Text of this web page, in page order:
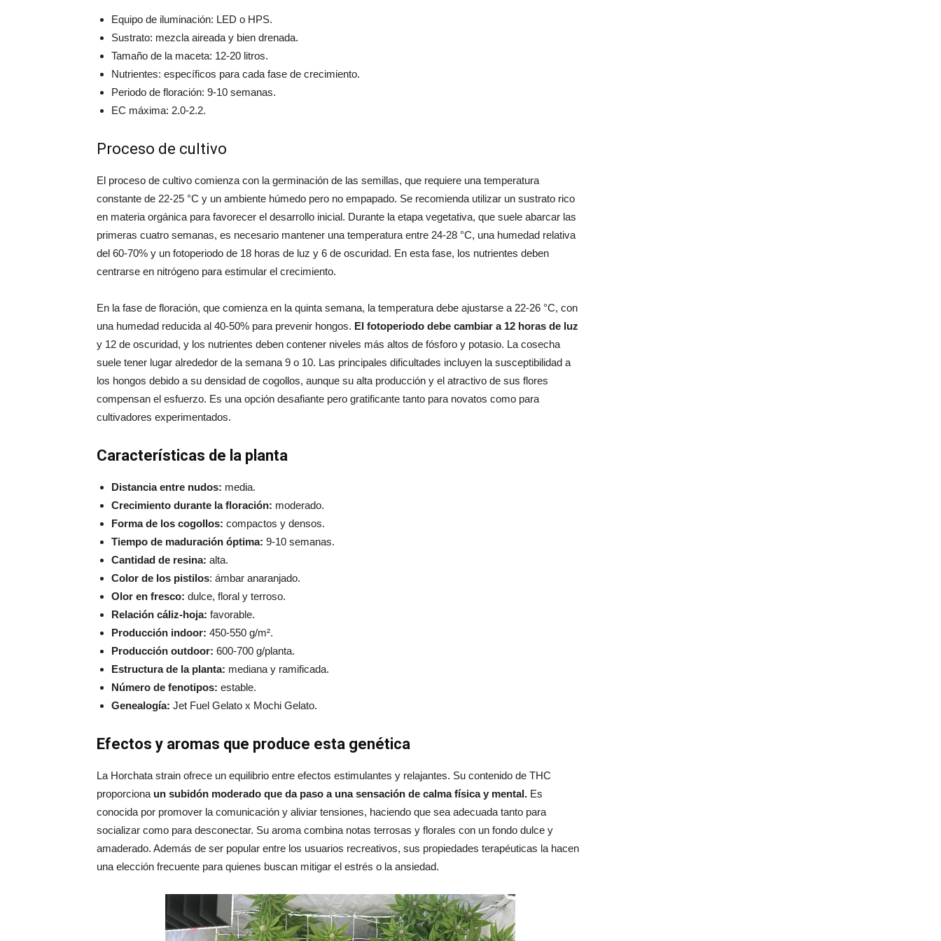
Equipo de iluminación: LED o HPS.
Sustrato: mezcla aireada y bien drenada.
Tamaño de la maceta: 12-20 litros.
Nutrientes: específicos para cada fase de crecimiento.
Periodo de floración: 9-10 semanas.
EC máxima: 2.0-2.2.
Proceso de cultivo
El proceso de cultivo comienza con la germinación de las semillas, que requiere una temperatura
constante de 22-25 °C y un ambiente húmedo pero no empapado. Se recomienda utilizar un sustrato rico
en materia orgánica para favorecer el desarrollo inicial. Durante la etapa vegetativa, que suele abarcar las
primeras cuatro semanas, es necesario mantener una temperatura entre 24-28 °C, una humedad relativa
del 60-70% y un fotoperiodo de 18 horas de luz y 6 de oscuridad. En esta fase, los nutrientes deben
centrarse en nitrógeno para estimular el crecimiento.
En la fase de floración, que comienza en la quinta semana, la temperatura debe ajustarse a 22-26 °C, con
una humedad reducida al 40-50% para prevenir hongos. El fotoperiodo debe cambiar a 12 horas de luz
y 12 de oscuridad, y los nutrientes deben contener niveles más altos de fósforo y potasio. La cosecha
suele tener lugar alrededor de la semana 9 o 10. Las principales dificultades incluyen la susceptibilidad a
los hongos debido a su densidad de cogollos, aunque su alta producción y el atractivo de sus flores
compensan el esfuerzo. Es una opción desafiante pero gratificante tanto para novatos como para
cultivadores experimentados.
Características de la planta
Distancia entre nudos: media.
Crecimiento durante la floración: moderado.
Forma de los cogollos: compactos y densos.
Tiempo de maduración óptima: 9-10 semanas.
Cantidad de resina: alta.
Color de los pistilos: ámbar anaranjado.
Olor en fresco: dulce, floral y terroso.
Relación cáliz-hoja: favorable.
Producción indoor: 450-550 g/m².
Producción outdoor: 600-700 g/planta.
Estructura de la planta: mediana y ramificada.
Número de fenotipos: estable.
Genealogía: Jet Fuel Gelato x Mochi Gelato.
Efectos y aromas que produce esta genética
La Horchata strain ofrece un equilibrio entre efectos estimulantes y relajantes. Su contenido de THC
proporciona un subidón moderado que da paso a una sensación de calma física y mental. Es
conocida por promover la comunicación y aliviar tensiones, haciendo que sea adecuada tanto para
socializar como para desconectar. Su aroma combina notas terrosas y florales con un fondo dulce y
amaderado. Además de ser popular entre los usuarios recreativos, sus propiedades terapéuticas la hacen
una elección frecuente para quienes buscan mitigar el estrés o la ansiedad.